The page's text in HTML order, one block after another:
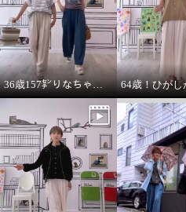
ツブルゾン
アイボリー ７号
¥0
36歳157㌢りなちゃんは60㌢丈、64歳163㌢のひがしは65㌢丈を履く